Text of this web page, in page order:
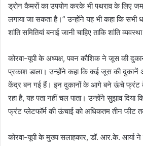
ड्रोन कैमरों का उपयोग करके भी पथराव के लिए
लगाया जा सकता है।” उन्होंने यह भी कहा कि सभी
शांति समितियां बनाई जानी चाहिए ताकि शांति
कोरवा-यूपी के अध्यक्ष, पवन कौशिक ने जूस की
प्रकाश डाला। उन्होंने कहा कि कई जूस की दुकानें
केंद्र बन गई हैं। इन दुकानों के आगे बने ऊंचे फ्रंट
रहा है, यह पता नहीं चल पाता। उन्होंने सुझाव
फ्रंट प्लेटफॉर्म की ऊंचाई को अधिकतम तीन फीट
कोरवा-यूपी के मुख्य सलाहकार, डॉ. आर.के. आर्या